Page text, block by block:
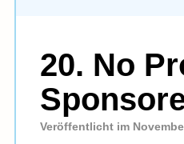
20. No
Veröffentlicht im